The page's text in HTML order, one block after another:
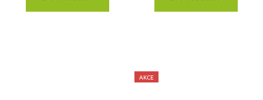
AKCE